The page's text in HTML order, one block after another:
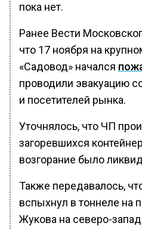
пока нет.
Ранее Вести
что 17 ноября на
«Садовод» начался
проводили эвакуацию
и посетителей рынка.
Уточнялось, что ЧП
загоревшихся
возгорание было
Также передавалось,
вспыхнул в тоннеле на
Жукова на северо-